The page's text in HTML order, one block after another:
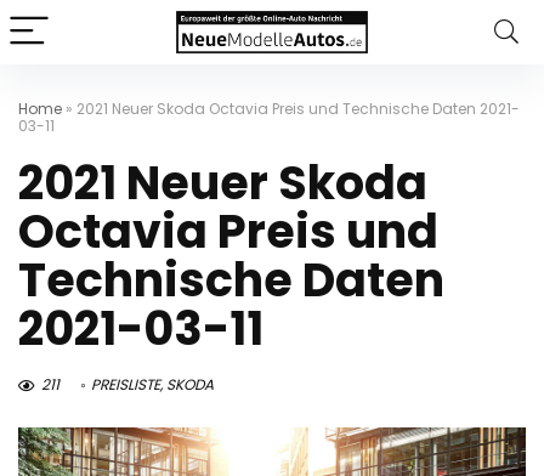
Home » 2021 Neuer Skoda Octavia Preis und Technische Daten 2021-
03-11
2021 Neuer Skoda
Octavia Preis und
Technische Daten
2021-03-11
211 PREISLISTE,SKODA